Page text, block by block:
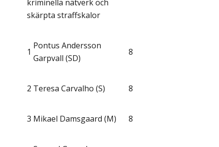
kriminella nätverk och
skärpta straffskalor
1
Pontus Andersson
Garpvall (SD)
8
2 Teresa Carvalho (S) 8
3 Mikael Damsgaard (M) 8